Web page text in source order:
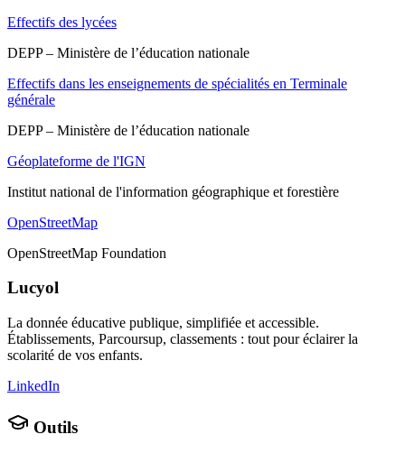
Effectifs des lycées
DEPP – Ministère de l’éducation nationale
Effectifs dans les enseignements de spécialités en Terminale
générale
DEPP – Ministère de l’éducation nationale
Géoplateforme de l'IGN
Institut national de l'information géographique et forestière
OpenStreetMap
OpenStreetMap Foundation
Lucyol
La donnée éducative publique, simplifiée et accessible.
Établissements, Parcoursup, classements : tout pour éclairer la
scolarité de vos enfants.
LinkedIn
Outils